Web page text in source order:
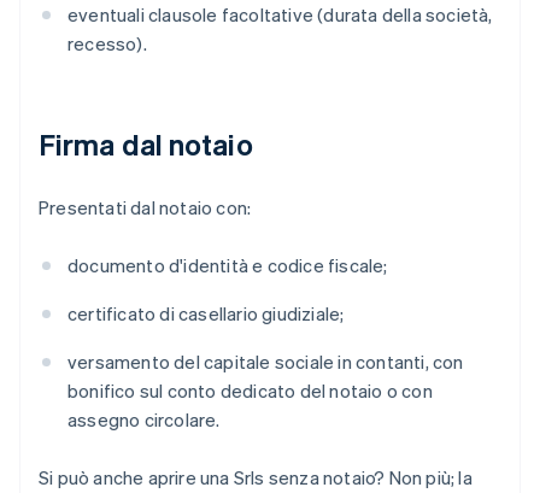
eventuali clausole facoltative (durata della società,
recesso).
Firma dal notaio
Presentati dal notaio con:
documento d'identità e codice fiscale;
certificato di casellario giudiziale;
versamento del capitale sociale in contanti, con
bonifico sul conto dedicato del notaio o con
assegno circolare.
Si può anche aprire una Srls senza notaio? Non più; la